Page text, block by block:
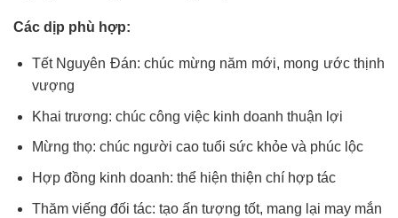
Các dịp phù hợp:
Tết Nguyên Đán: chúc mừng năm mới, mong ước thịnh
vượng
Khai trương: chúc công việc kinh doanh thuận lợi
Mừng thọ: chúc người cao tuổi sức khỏe và phúc lộc
Hợp đồng kinh doanh: thể hiện thiện chí hợp tác
Thăm viếng đối tác: tạo ấn tượng tốt, mang lại may mắn